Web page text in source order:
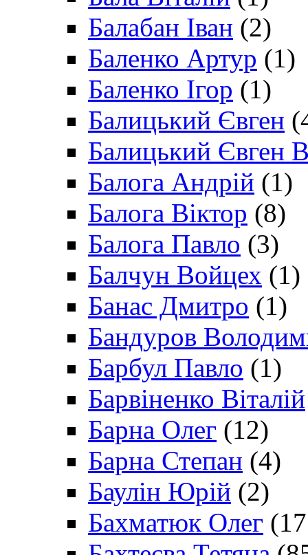
Балабан Іван (2)
Баленко Артур (1)
Баленко Ігор (1)
Балицький Євген
Балицький Євген
Балога Андрій (1)
Балога Віктор (8)
Балога Павло (3)
Балчун Войцех (1)
Банас Дмитро (1)
Бандуров
Барбул Павло (1)
Барвіненко Віталій
Барна Олег (12)
Барна Степан (4)
Баулін Юрій (2)
Бахматюк Олег